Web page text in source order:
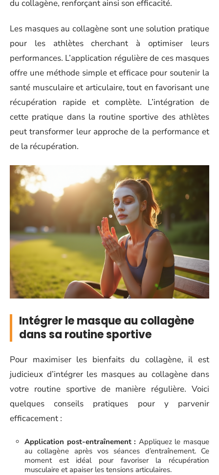
du collagène, renforçant ainsi son efficacité.
Les masques au collagène sont une solution pratique
pour les athlètes cherchant à optimiser leurs
performances. L’application régulière de ces masques
offre une méthode simple et efficace pour soutenir la
santé musculaire et articulaire, tout en favorisant une
récupération rapide et complète. L’intégration de
cette pratique dans la routine sportive des athlètes
peut transformer leur approche de la performance et
de la récupération.
Intégrer le masque au collagène
dans sa routine sportive
Pour maximiser les bienfaits du collagène, il est
judicieux d’intégrer les masques au collagène dans
votre routine sportive de manière régulière. Voici
quelques conseils pratiques pour y parvenir
efficacement :
Application post-entraînement : Appliquez le masque
au collagène après vos séances d’entraînement. Ce
moment est idéal pour favoriser la récupération
musculaire et apaiser les tensions articulaires.